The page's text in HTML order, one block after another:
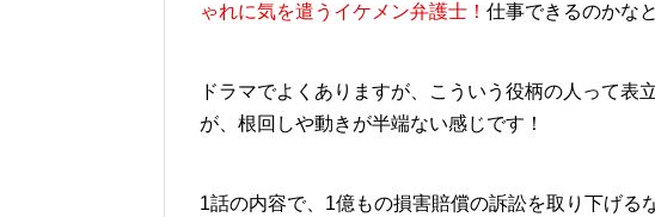
ゃれに気を遣うイケメン弁護士！ 仕事できるのかな
ドラマでよくありますが、こういう役柄の人って表
が 、根回しや動きが半端ない感じです！
1話の内容で、1億もの損害賠償の訴訟を取り下げる